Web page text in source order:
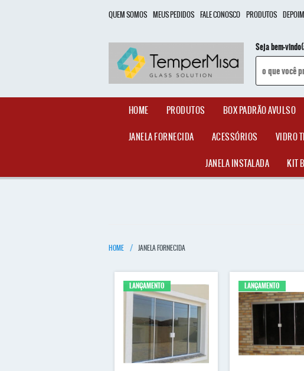
QUEM SOMOS MEUS PEDIDOS FALE CONOSCO PRODUTOS
Seja bem-
HOME PRODUTOS BOX PADRÃO AVULSO
JANELA FORNECIDA ACESSÓRIOS VIDRO
JANELA INSTALADA KIT
HOME JANELA FORNECIDA
LANÇAMENTO LANÇAMENTO